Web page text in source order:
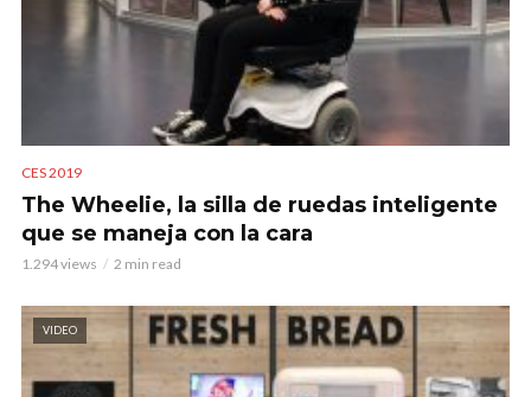
CES 2019
The Wheelie, la silla de ruedas inteligente
que se maneja con la cara
1.294 views 2 min read
VIDEO